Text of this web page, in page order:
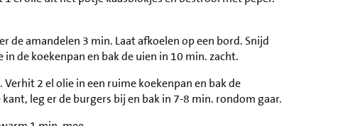
de amandelen 3 min. Laat afkoelen op een bord. Snijd
de koekenpan en bak de uien in 10 min. zacht.
2 el olie in een ruime koekenpan en bak de
leg er de burgers bij en bak in 7-8 min. rondom gaar.